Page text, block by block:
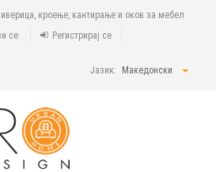
кроење, кантирање и оков за мебел
се
Регистрирај се
Јазик: Македонски